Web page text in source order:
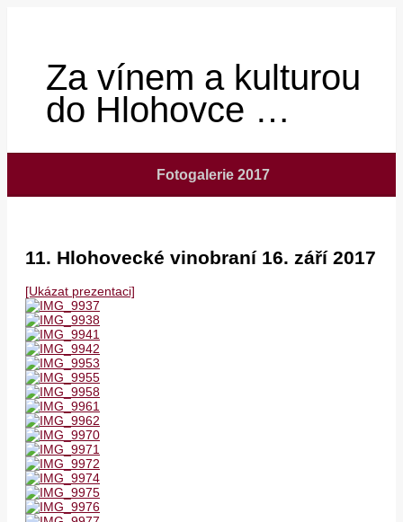
Za vínem a kulturou
do Hlohovce …
Fotogalerie 2017
11. Hlohovecké vinobraní 16. září 2017
[Ukázat prezentaci]